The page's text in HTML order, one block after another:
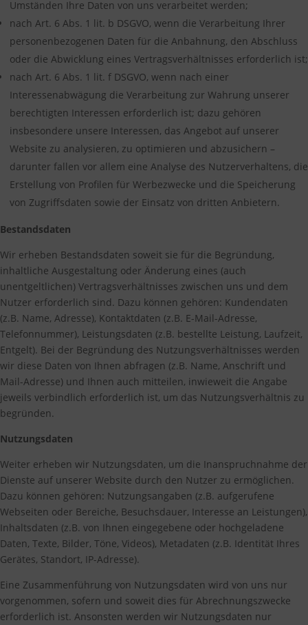
Umständen Ihre Daten von uns verarbeitet werden;
nach Art. 6 Abs. 1 lit. b DSGVO, wenn die Verarbeitung Ihrer
personenbezogenen Daten für die Anbahnung, den Abschluss
oder die Abwicklung eines Vertragsverhältnisses erforderlich ist;
nach Art. 6 Abs. 1 lit. f DSGVO, wenn nach einer
Interessenabwägung die Verarbeitung zur Wahrung unserer
berechtigten Interessen erforderlich ist; dazu gehören
insbesondere unsere Interessen, das Angebot auf unserer
Website zu analysieren, zu optimieren und abzusichern –
darunter fallen vor allem eine Analyse des Nutzerverhaltens, die
Erstellung von Profilen für Werbezwecke und die Speicherung
von Zugriffsdaten sowie der Einsatz von dritten Anbietern.
Bestandsdaten
Wir erheben Bestandsdaten soweit sie für die Begründung,
inhaltliche Ausgestaltung oder Änderung eines (auch
unentgeltlichen) Vertragsverhältnisses zwischen uns und dem
Nutzer erforderlich sind. Dazu können gehören: Kundendaten
(z.B. Name, Adresse), Kontaktdaten (z.B. E-Mail-Adresse,
Telefonnummer), Leistungsdaten (z.B. bestellte Leistung, Laufzeit,
Entgelt). Bei der Begründung des Nutzungsverhältnisses werden
wir diese Daten von Ihnen abfragen (z.B. Name, Anschrift und
Mail-Adresse) und Ihnen auch mitteilen, inwieweit die Angabe
jeweils verbindlich erforderlich ist, um das Nutzungsverhältnis zu
begründen.
Nutzungsdaten
Weiter erheben wir Nutzungsdaten, um die Inanspruchnahme der
Dienste auf unserer Website durch den Nutzer zu ermöglichen.
Dazu können gehören: Nutzungsangaben (z.B. aufgerufene
Webseiten oder Bereiche, Besuchsdauer, Interesse an Leistungen),
Inhaltsdaten (z.B. von Ihnen eingegebene oder hochgeladene
Daten, Texte, Bilder, Töne, Videos), Metadaten (z.B. Identität Ihres
Gerätes, Standort, IP-Adresse).
Eine Zusammenführung von Nutzungsdaten wird von uns nur
vorgenommen, sofern und soweit dies für Abrechnungszwecke
erforderlich ist. Ansonsten werden wir Nutzungsdaten nur